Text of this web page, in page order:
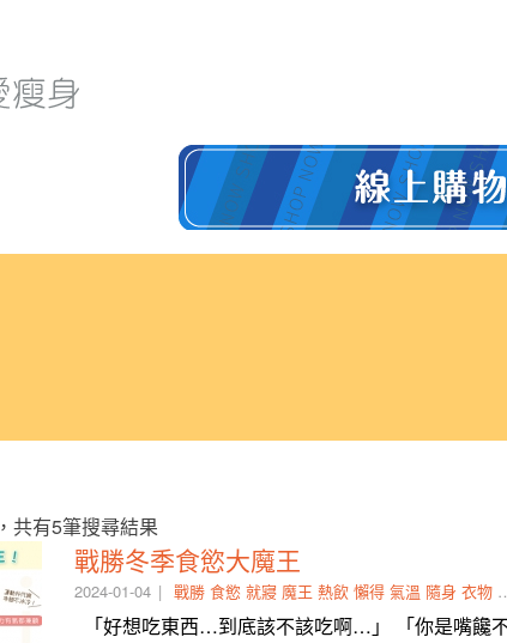
，共有5筆搜尋結果
戰勝冬季食慾大魔王
2024-01-04 戰勝 食慾 就寢 魔王 熱飲 懶得 氣溫 隨身 衣物
「好想吃東西…到底該不該吃啊…」 「你是嘴饞